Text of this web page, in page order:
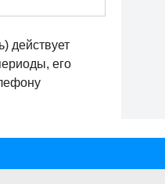
действует
его